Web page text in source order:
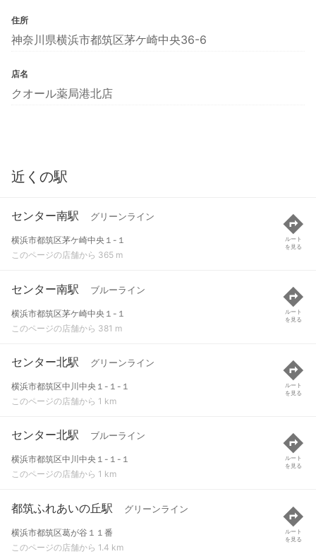
住所
神奈川県横浜市都筑区茅ケ崎中央36-6
店名
クオール薬局港北店
近くの駅
センター南駅 グリーンライン
横浜市都筑区茅ケ崎中央１-１
このページの店舗から 365 m
ルート
を見る
センター南駅 ブルーライン
横浜市都筑区茅ケ崎中央１-１
このページの店舗から 381 m
ルート
を見る
センター北駅 グリーンライン
横浜市都筑区中川中央１-１-１
このページの店舗から 1 km
ルート
を見る
センター北駅 ブルーライン
横浜市都筑区中川中央１-１-１
このページの店舗から 1 km
ルート
を見る
都筑ふれあいの丘駅 グリーンライン
横浜市都筑区葛が谷１１番
このページの店舗から 1.4 km
ルート
を見る